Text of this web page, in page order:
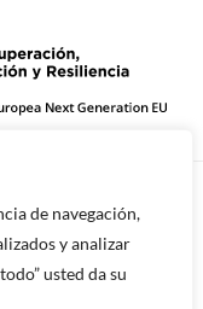
de navegación,
y analizar
usted da su